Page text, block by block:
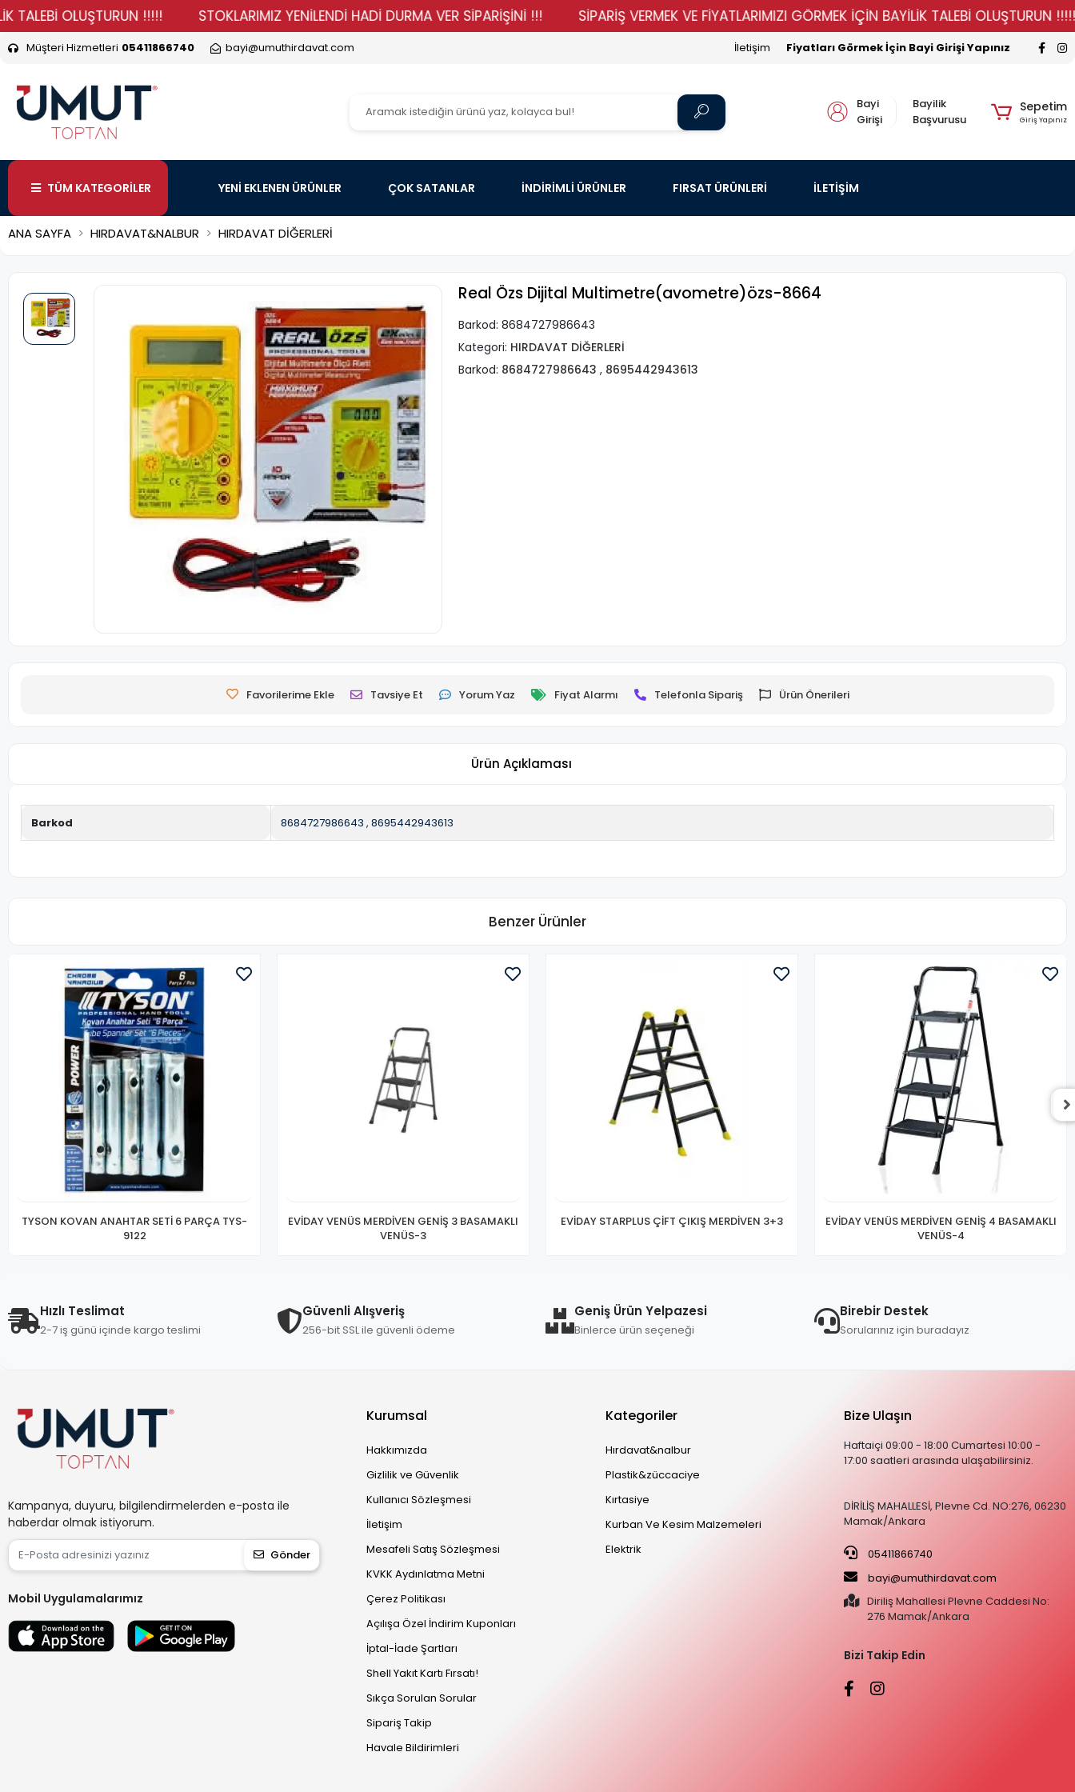
OLUŞTURUN !!!!! STOKLARIMIZ YENİLENDİ HADİ DURMA VER SİPARİŞİNİ !!! SİPARİŞ VERMEK VE FİYATLARIMIZI GÖRMEK İÇİN BAYİLİK TALEBİ OLUŞTURUN !!!!!
Müşteri Hizmetleri 05411866740 bayi@umuthirdavat.com Fiyatları Görmek İçin Bayi Girişi Yapınız
İletişim
Bayi
Girişi
Bayilik
Başvurusu
Sepetim
Giriş Yapınız
TÜM KATEGORİLER YENİ EKLENEN ÜRÜNLER ÇOK SATANLAR İNDİRİMLİ ÜRÜNLER FIRSAT ÜRÜNLERİ İLETİŞİM
ANA SAYFA HIRDAVAT&NALBUR HIRDAVAT DİĞERLERİ
Real Özs Dijital Multimetre(avometre)özs-8664
Barkod: 8684727986643
Kategori: HIRDAVAT DİĞERLERİ
Barkod: 8684727986643 , 8695442943613
Favorilerime Ekle Tavsiye Et Yorum Yaz Fiyat Alarmı Telefonla Sipariş Ürün Önerileri
Ürün Açıklaması
Barkod 8684727986643 , 8695442943613
Benzer Ürünler
TYSON KOVAN ANAHTAR SETİ 6 PARÇA TYS-
9122
EVİDAY VENÜS MERDİVEN GENİŞ 3 BASAMAKLI
VENÜS-3
EVİDAY STARPLUS ÇİFT ÇIKIŞ MERDİVEN 3+3
EVİDAY VENÜS MERDİVEN GENİŞ 4 BASAMAKLI
VENÜS-4
Hızlı Teslimat
2-7 iş günü içinde kargo teslimi
Güvenli Alışveriş
256-bit SSL ile güvenli ödeme
Geniş Ürün Yelpazesi
Binlerce ürün seçeneği
Birebir Destek
Sorularınız için buradayız
Kampanya, duyuru, bilgilendirmelerden e-posta ile
haberdar olmak istiyorum.
Gönder
Mobil Uygulamalarımız
Kurumsal
Hakkımızda
Gizlilik ve Güvenlik
Kullanıcı Sözleşmesi
İletişim
Mesafeli Satış Sözleşmesi
KVKK Aydınlatma Metni
Çerez Politikası
Açılışa Özel İndirim Kuponları
İptal-İade Şartları
Shell Yakıt Kartı Fırsatı!
Sıkça Sorulan Sorular
Sipariş Takip
Havale Bildirimleri
Kategoriler
Hırdavat&nalbur
Plastik&züccaciye
Kırtasiye
Kurban Ve Kesim Malzemeleri
Elektrik
Bize Ulaşın
Haftaiçi 09:00 - 18:00 Cumartesi 10:00 -
17:00 saatleri arasında ulaşabilirsiniz.
DİRİLİŞ MAHALLESİ, Plevne Cd. NO:276, 06230
Mamak/Ankara
05411866740
bayi@umuthirdavat.com
Diriliş Mahallesi Plevne Caddesi No:
276 Mamak/Ankara
Bizi Takip Edin